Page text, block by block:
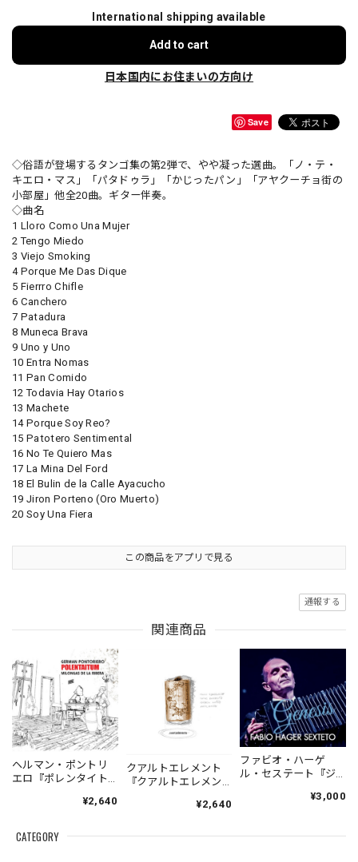
CATEGORY
International shipping available
Add to cart
日本国内にお住まいの方向け
Save
◇俗語が登場するタンゴ集の第2弾で、やや凝った選曲。「ノ・テ・
キエロ・マス」「パタドゥラ」「かじったパン」「アヤクーチョ街の
小部屋」他全20曲。ギター伴奏。
◇曲名
1 Lloro Como Una Mujer
2 Tengo Miedo
3 Viejo Smoking
4 Porque Me Das Dique
5 Fierrro Chifle
6 Canchero
7 Patadura
8 Muneca Brava
9 Uno y Uno
10 Entra Nomas
11 Pan Comido
12 Todavia Hay Otarios
13 Machete
14 Porque Soy Reo?
15 Patotero Sentimental
16 No Te Quiero Mas
17 La Mina Del Ford
18 El Bulin de la Calle Ayacucho
19 Jiron Porteno (Oro Muerto)
20 Soy Una Fiera
この商品をアプリで見る
通報する
関連商品
ヘルマン・ポントリ
エロ『ポレンタイト
Pontoriero『POLENT
la Ribera』
¥2,640
クアルトエレメント
『クアルトエレメン
Cuartoelemento『Cu
（007RECORDS-27）
¥2,640
ファビオ・ハーゲ
ル・セステート『ジ
¥3,000